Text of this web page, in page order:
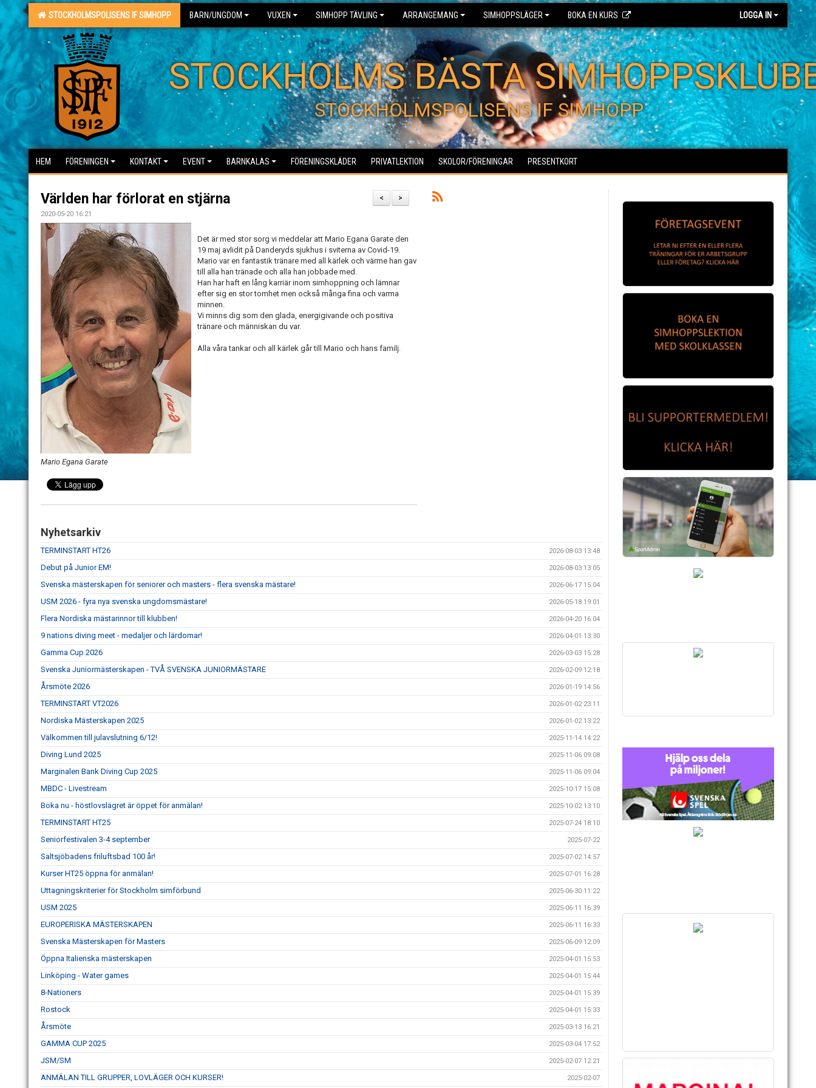
STOCKHOLMSPOLISENS IF SIMHOPP BARN/UNGDOM VUXEN SIMHOPP TÄVLING ARRANGEMANG SIMHOPPSLÄGER BOKA EN KURS LOGGA IN
STOCKHOLMS BÄSTA
STOCKHOLMSPOLISENS IF SIMHOPP
HEM FÖRENINGEN KONTAKT EVENT BARNKALAS FÖRENINGSKLÄDER PRIVATLEKTION SKOLOR/FÖRENINGAR PRESENTKORT
>
<
Världen har förlorat en stjärna
2020-05-20 16:21
Mario Egana Garate
Det är med stor sorg vi meddelar att Mario Egana Garate den
19 maj avlidit på Danderyds sjukhus i sviterna av Covid-19.
Mario var en fantastik tränare med all kärlek och värme han gav
till alla han tränade och alla han jobbade med.
Han har haft en lång karriär inom simhoppning och lämnar
efter sig en stor tomhet men också många fina och varma
minnen.
Vi minns dig som den glada, energigivande och positiva
tränare och människan du var.
Alla våra tankar och all kärlek går till Mario och hans familj.
Nyhetsarkiv
TERMINSTART HT26 2026-08-03 13:48
Debut på Junior EM! 2026-08-03 13:05
Svenska mästerskapen för seniorer och masters - flera svenska mästare! 2026-06-17 15:04
USM 2026 - fyra nya svenska ungdomsmästare! 2026-05-18 19:01
Flera Nordiska mästarinnor till klubben! 2026-04-20 16:04
9 nations diving meet - medaljer och lärdomar! 2026-04-01 13:30
Gamma Cup 2026 2026-03-03 15:28
Svenska Juniormästerskapen - TVÅ SVENSKA JUNIORMÄSTARE 2026-02-09 12:18
Årsmöte 2026 2026-01-19 14:56
TERMINSTART VT2026 2026-01-02 23:11
Nordiska Mästerskapen 2025 2026-01-02 13:22
Välkommen till julavslutning 6/12! 2025-11-14 14:22
Diving Lund 2025 2025-11-06 09:08
Marginalen Bank Diving Cup 2025 2025-11-06 09:04
MBDC - Livestream 2025-10-17 15:08
Boka nu - höstlovslägret är öppet för anmälan! 2025-10-02 13:10
TERMINSTART HT25 2025-07-24 18:10
Seniorfestivalen 3-4 september 2025-07-22
Saltsjöbadens friluftsbad 100 år! 2025-07-02 14:57
Kurser HT25 öppna för anmälan! 2025-07-01 16:28
Uttagningskriterier för Stockholm simförbund 2025-06-30 11:22
USM 2025 2025-06-11 16:39
EUROPERISKA MÄSTERSKAPEN 2025-06-11 16:33
Svenska Mästerskapen för Masters 2025-06-09 12:09
Öppna Italienska mästerskapen 2025-04-01 15:53
Linköping - Water games 2025-04-01 15:44
8-Nationers 2025-04-01 15:39
Rostock 2025-04-01 15:33
Årsmöte 2025-03-13 16:21
GAMMA CUP 2025 2025-03-04 17:52
JSM/SM 2025-02-07 12:21
ANMÄLAN TILL GRUPPER, LOVLÄGER OCH KURSER! 2025-02-07